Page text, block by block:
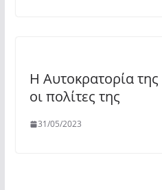
Η Αυτοκρατορία
οι πολίτες της
31/05/2023